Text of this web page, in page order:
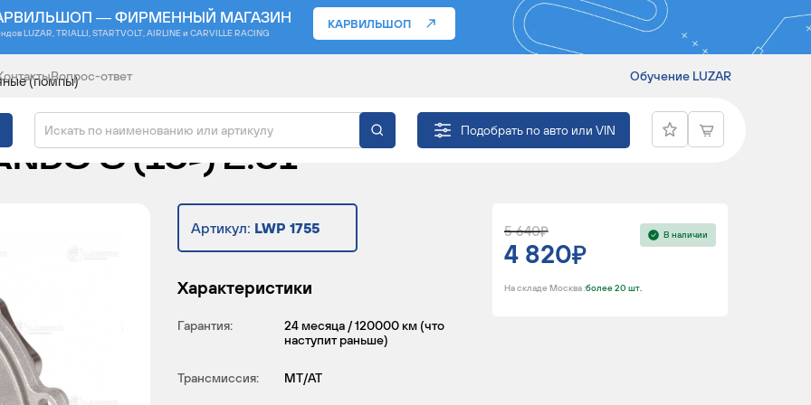
— ФИРМЕННЫЙ МАГАЗИН
LUZAR, TRIALLI, STARTVOLT, AIRLINE и CARVILLE RACING
КАРВИЛЬШОП
Вопрос-ответ Обучение LUZAR
Подобрать по авто или VIN
(помпы)
АВТОМОБИЛЕЙ SSANGYONG
C (10-) 2.0I
Артикул: LWP 1755
Характеристики
Гарантия:
24 месяца / 120000 км (что
наступит раньше)
Трансмиссия: MT/AT
5 640
4 820
В наличии
На складе Москва :более 20 шт.